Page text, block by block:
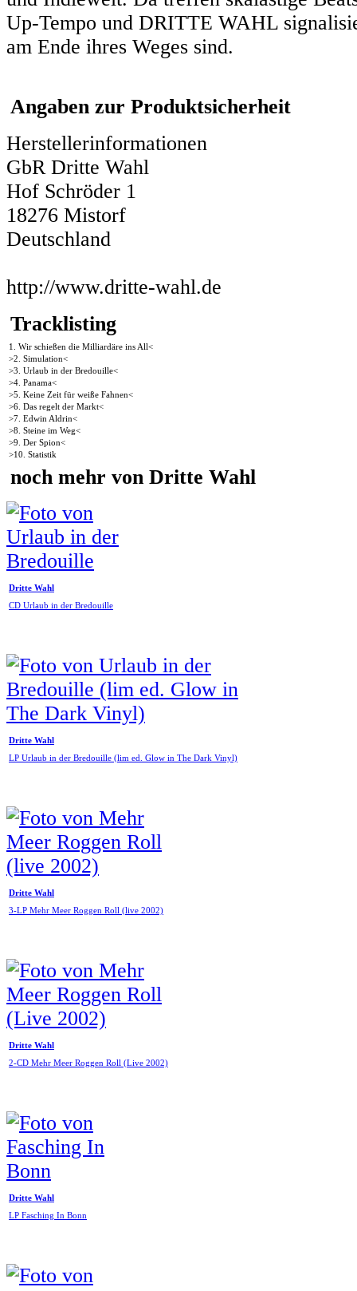
Up-Tempo und DRITTE WAHL
am Ende ihres Weges sind.
Angaben zur Produktsicherheit
Herstellerinformationen
GbR Dritte Wahl
Hof Schröder 1
18276 Mistorf
Deutschland
http://www.dritte-wahl.de
Tracklisting
1. Wir schießen die Milliardäre ins All<
>2. Simulation<
>3. Urlaub in der Bredouille<
>4. Panama<
>5. Keine Zeit für weiße Fahnen<
>6. Das regelt der Markt<
>7. Edwin Aldrin<
>8. Steine im Weg<
>9. Der Spion<
>10. Statistik
noch mehr von Dritte Wahl
Dritte Wahl
CD Urlaub in der Bredouille
Dritte Wahl
LP Urlaub in der Bredouille (lim ed. Glow in The Dark Vinyl)
Dritte Wahl
3-LP Mehr Meer Roggen Roll (live 2002)
Dritte Wahl
2-CD Mehr Meer Roggen Roll (Live 2002)
Dritte Wahl
LP Fasching In Bonn